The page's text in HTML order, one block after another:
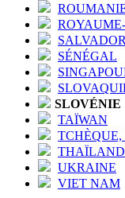
SALVADOR
SÉNÉGAL
SLOVÉNIE
TAÏWAN
UKRAINE
VIET NAM